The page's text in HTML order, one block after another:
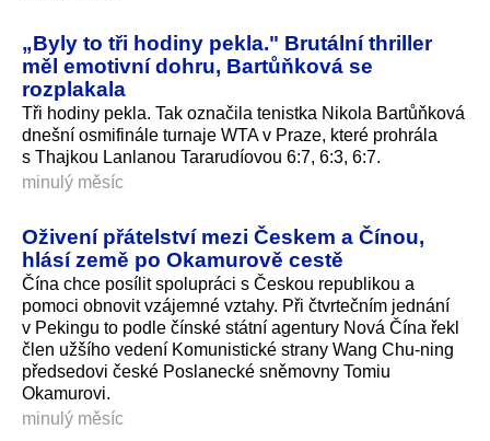
„Byly to tři hodiny pekla." Brutální thriller
měl emotivní dohru, Bartůňková se
rozplakala
Tři hodiny pekla. Tak označila tenistka Nikola Bartůňková
dnešní osmifinále turnaje WTA v Praze, které prohrála
s Thajkou Lanlanou Tararudíovou 6:7, 6:3, 6:7.
minulý měsíc
Oživení přátelství mezi Českem a Čínou,
hlásí země po Okamurově cestě
Čína chce posílit spolupráci s Českou republikou a
pomoci obnovit vzájemné vztahy. Při čtvrtečním jednání
v Pekingu to podle čínské státní agentury Nová Čína řekl
člen užšího vedení Komunistické strany Wang Chu-ning
předsedovi české Poslanecké sněmovny Tomiu
Okamurovi.
minulý měsíc